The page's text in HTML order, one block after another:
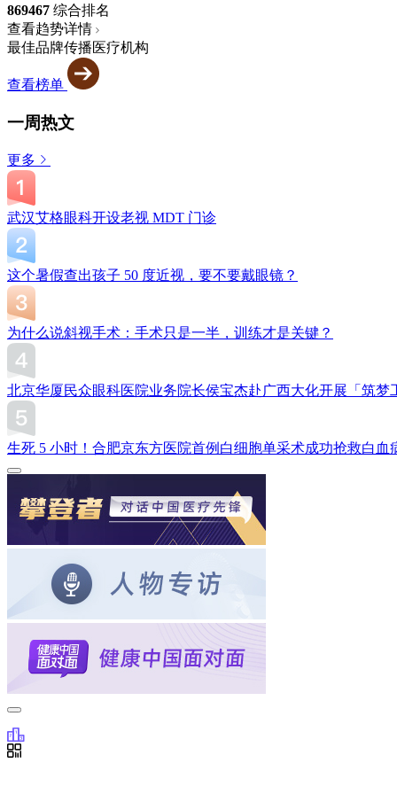
869467 综合排名
查看趋势详情
最佳品牌传播医疗机构
查看榜单
一周热文
更多
武汉艾格眼科开设老视 MDT 门诊
这个暑假查出孩子 50 度近视，要不要戴眼镜？
为什么说斜视手术：手术只是一半，训练才是关键？
北京华厦民众眼科医院业务院长侯宝杰赴广西大化开展「筑梦
生死 5 小时！合肥京东方医院首例白细胞单采术成功抢救白血